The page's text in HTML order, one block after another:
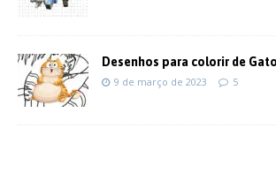
Desenhos para colorir de
9 de março de 2023 5